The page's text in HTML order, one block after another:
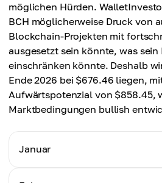
möglichen Hürden.
BCH möglicherweise Druck von
Blockchain-Projekten mit
ausgesetzt sein könnte, was
einschränken könnte. Deshalb
Ende 2026 bei $676.46 liegen,
Aufwärtspotenzial von $858.45,
Marktbedingungen bullish
Januar